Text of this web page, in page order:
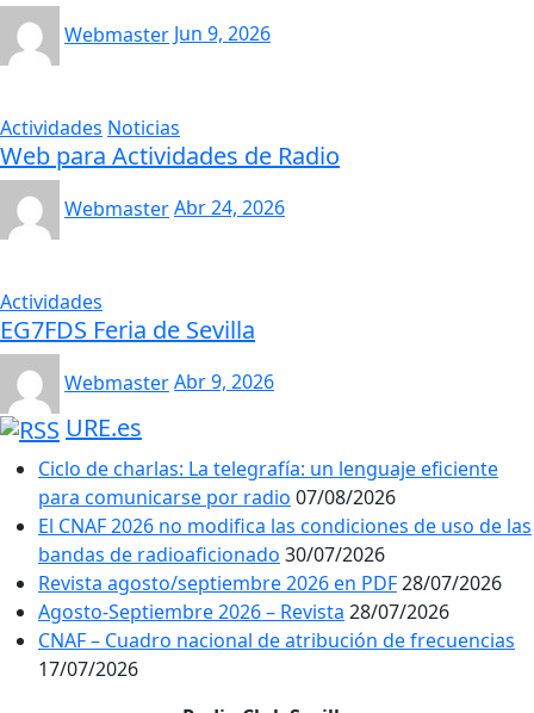
Webmaster Jun 9, 2026
Actividades Noticias
Web para Actividades de Radio
WebmasterAbr 24, 2026
Actividades
EG7FDS Feria de Sevilla
WebmasterAbr 9, 2026
URE.es
Ciclo de charlas: La telegrafía: un lenguaje eficiente
para comunicarse por radio 07/08/2026
El CNAF 2026 no modifica las condiciones de uso de las
bandas de radioaficionado 30/07/2026
Revista agosto/septiembre 2026 en PDF28/07/2026
Agosto-Septiembre 2026 – Revista 28/07/2026
CNAF – Cuadro nacional de atribución de frecuencias
17/07/2026